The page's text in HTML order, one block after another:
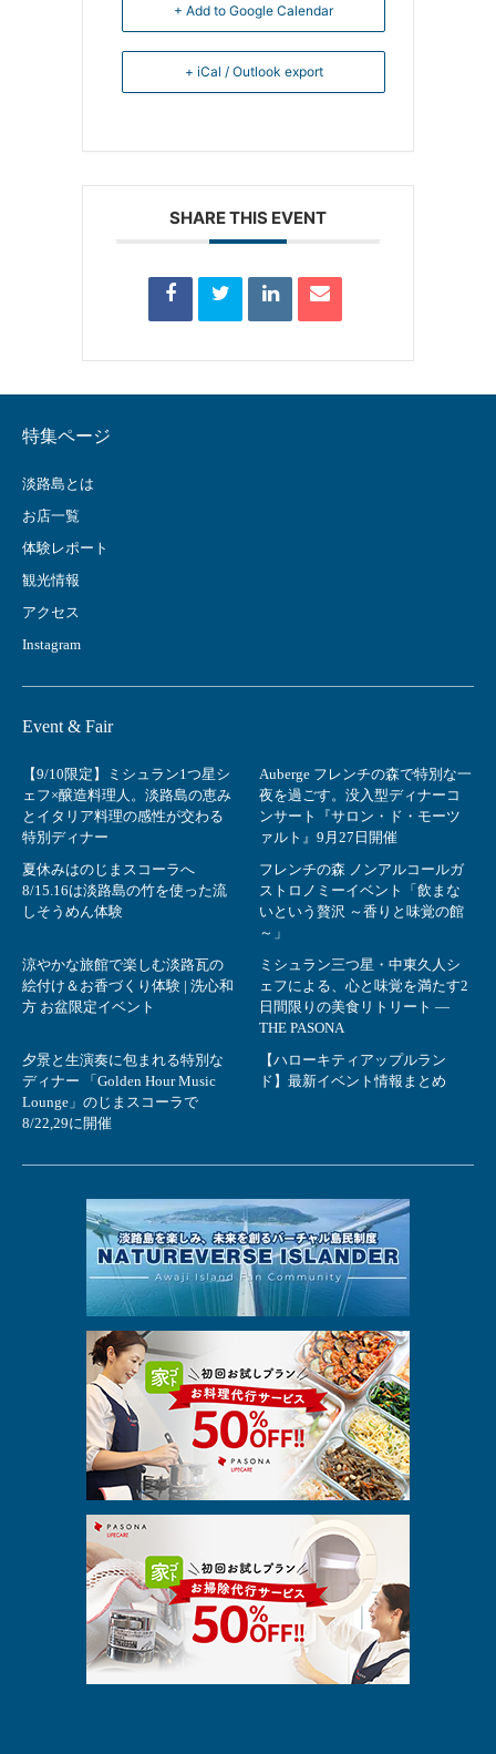
+ Add to Google Calendar
+ iCal / Outlook export
SHARE THIS EVENT
特集ページ
淡路島とは
お店一覧
体験レポート
観光情報
アクセス
Instagram
Event & Fair
【9/10限定】ミシュラン1つ星シ
ェフ×醸造料理人。淡路島の恵み
とイタリア料理の感性が交わる
特別ディナー
Auberge フレンチの森で特別な一
夜を過ごす。没入型ディナーコ
ンサート『サロン・ド・モーツ
ァルト』9月27日開催
夏休みはのじまスコーラへ
8/15.16は淡路島の竹を使った流
しそうめん体験
フレンチの森 ノンアルコールガ
ストロノミーイベント「飲まな
いという贅沢 ～香りと味覚の館
～」
涼やかな旅館で楽しむ淡路瓦の
絵付け＆お香づくり体験 | 洗心和
方 お盆限定イベント
ミシュラン三つ星・中東久人シ
ェフによる、心と味覚を満たす2
日間限りの美食リトリート ―
THE PASONA
夕景と生演奏に包まれる特別な
ディナー 「Golden Hour Music
Lounge」のじまスコーラで
8/22,29に開催
【ハローキティアップルラン
ド】最新イベント情報まとめ